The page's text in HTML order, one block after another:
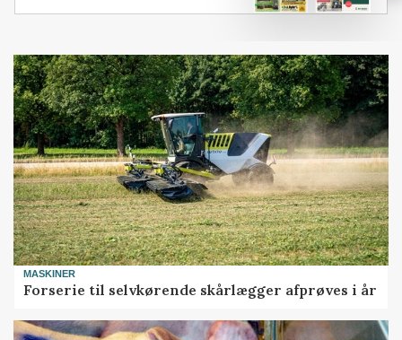
MASKINER
Forserie til selvkørende skårlægger afprøves i år